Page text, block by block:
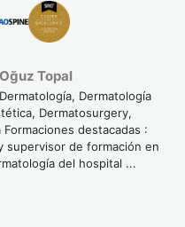
frecuentes de caída en
conocer tus niveles.
biotina/B7):
capilar y previenen su
estado de ánimo: empuja
Topal
Dermatología
Dermatosurgery,
destacadas :
supervisor de formación en
del hospital ...